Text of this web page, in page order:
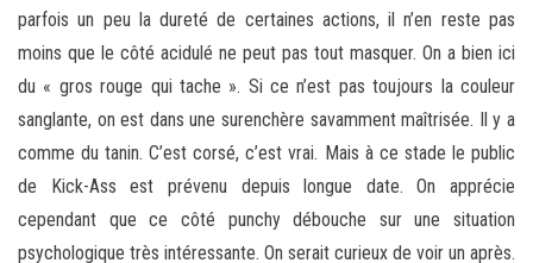
parfois un peu la dureté de certaines actions, il n’en reste pas
moins que le côté acidulé ne peut pas tout masquer. On a bien ici
du « gros rouge qui tache ». Si ce n’est pas toujours la couleur
sanglante, on est dans une surenchère savamment maîtrisée. Il y a
comme du tanin. C’est corsé, c’est vrai. Mais à ce stade le public
de Kick-Ass est prévenu depuis longue date. On apprécie
cependant que ce côté punchy débouche sur une situation
psychologique très intéressante. On serait curieux de voir un après.